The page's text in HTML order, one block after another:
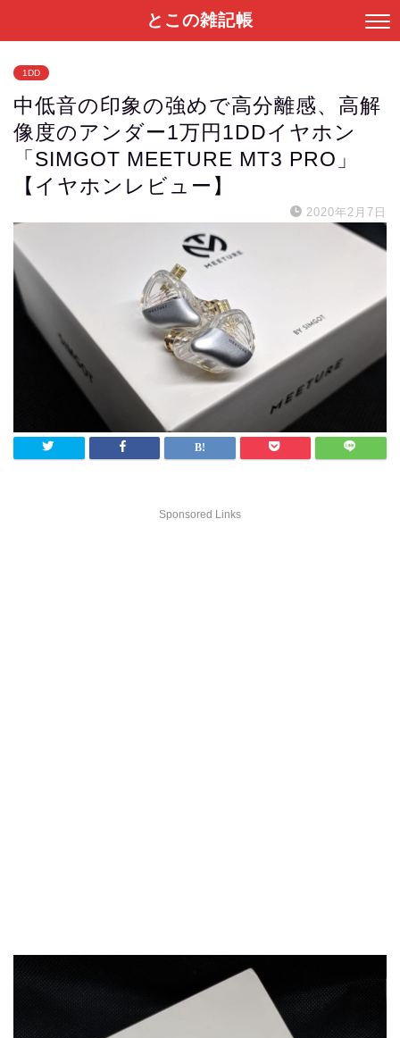
とこの雑記帳
1DD
中低音の印象の強めで高分離感、高解
像度のアンダー1万円1DDイヤホン
「SIMGOT MEETURE MT3 PRO」
【イヤホンレビュー】
2020年2月7日
Sponsored Links